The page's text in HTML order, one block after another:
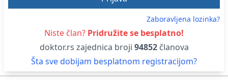
Zaboravljena lozinka?
Niste član? Pridružite se besplatno!
doktor.rs zajednica broji 94852članova
Šta sve dobijam besplatnom registracijom?